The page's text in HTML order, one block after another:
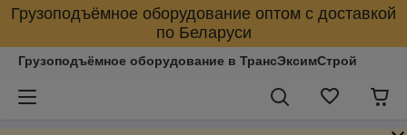
Грузоподъёмное оборудование оптом с доставкой
по Беларуси
Грузоподъёмное оборудование в ТрансЭксимСтрой